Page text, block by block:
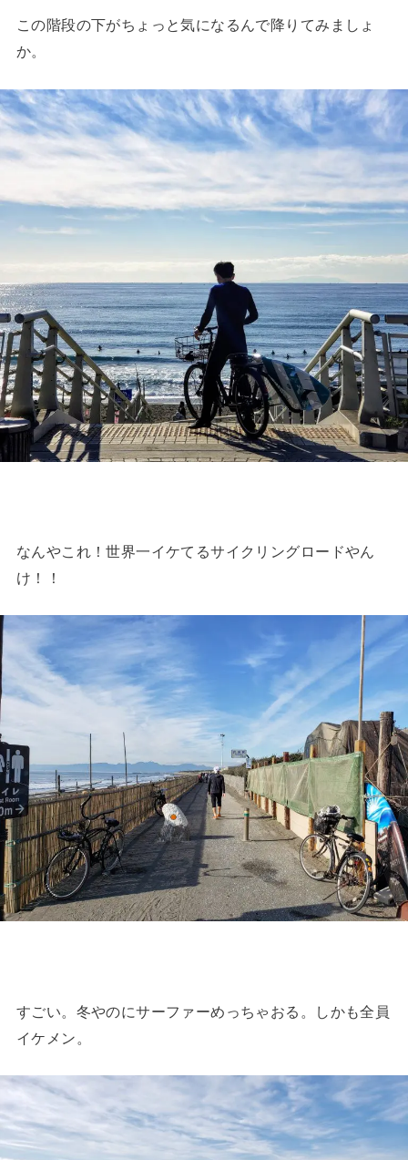
この階段の下がちょっと気になるんで降りてみましょ
か。
なんやこれ！世界一イケてるサイクリングロードやん
け！！
すごい。冬やのにサーファーめっちゃおる。しかも全員
イケメン。